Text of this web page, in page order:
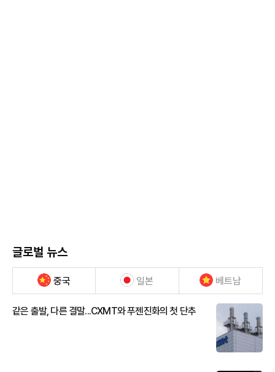
글로벌 뉴스
중국 일본 베트남
같은 출발, 다른 결말...CXMT와 푸젠진화의 첫 단추